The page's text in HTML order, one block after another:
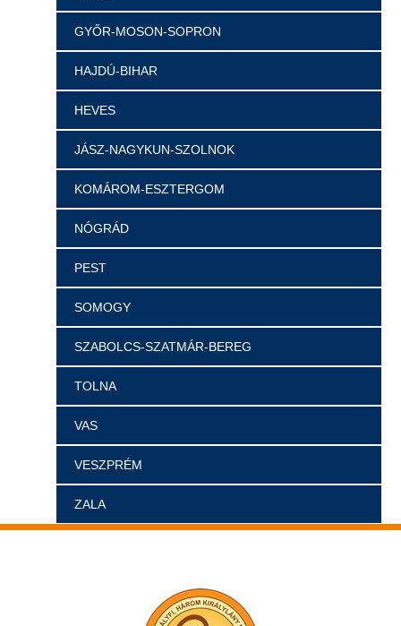
GYŐR-MOSON-SOPRON
HAJDÚ-BIHAR
HEVES
JÁSZ-NAGYKUN-SZOLNOK
KOMÁROM-ESZTERGOM
NÓGRÁD
PEST
SOMOGY
SZABOLCS-SZATMÁR-BEREG
TOLNA
VAS
VESZPRÉM
ZALA